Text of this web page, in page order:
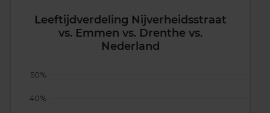
Leeftijdverdeling Nijverheidsstraat
vs. Emmen vs. Drenthe vs.
Nederland
40%
50%